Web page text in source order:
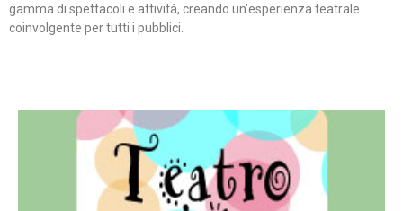
gamma di spettacoli e attività, creando un’esperienza teatrale
coinvolgente per tutti i pubblici.
Continua